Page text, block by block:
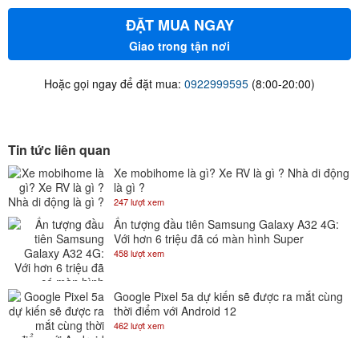
ĐẶT MUA NGAY
Giao trong tận nơi
Hoặc gọi ngay để đặt mua: 0922999595 (8:00-20:00)
Tin tức liên quan
Xe mobihome là gì? Xe RV là gì ? Nhà di động
là gì ?
247 lượt xem
Ấn tượng đầu tiên Samsung Galaxy A32 4G:
Với hơn 6 triệu đã có màn hình Super
AMOLED 90Hz
458 lượt xem
Google Pixel 5a dự kiến sẽ được ra mắt cùng
thời điểm với Android 12
462 lượt xem